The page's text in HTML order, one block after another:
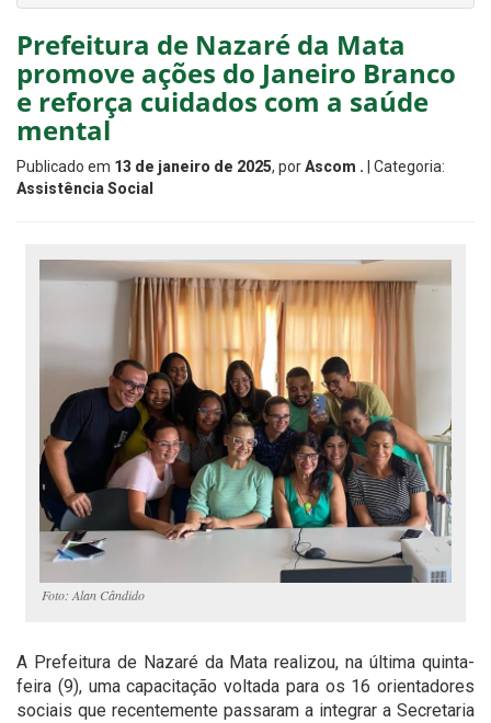
​Prefeitura de Nazaré da Mata
promove ações do Janeiro Branco
e reforça cuidados com a saúde
mental
Publicado em 13 de janeiro de 2025, porAscom . | Categoria:
Assistência Social
Foto: Alan Cândido
A Prefeitura de Nazaré da Mata realizou, na última quinta-
feira (9), uma capacitação voltada para os 16 orientadores
sociais que recentemente passaram a integrar a Secretaria